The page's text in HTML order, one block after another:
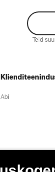
Teid
Abi